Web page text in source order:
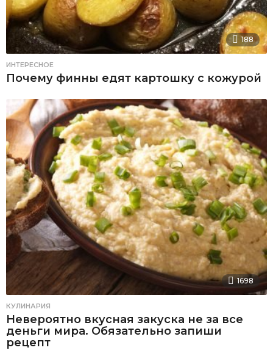
188
ИНТЕРЕСНОЕ
Почему финны едят картошку с кожурой
1698
КУЛИНАРИЯ
Невероятно вкусная закуска не за все
деньги мира. Обязательно запиши
рецепт